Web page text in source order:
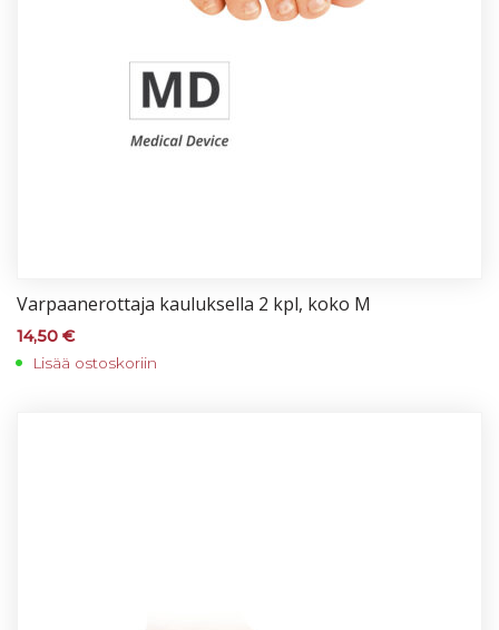
Var­paa­ne­rot­ta­ja kau­luk­sel­la 2 kpl, ko­ko M
14,50 €
Lisää ostoskoriin